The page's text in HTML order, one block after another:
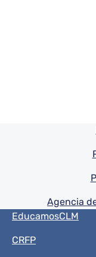
Pie de
Agencia
Menú del pie
EducamosCLM
CRFP